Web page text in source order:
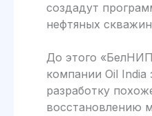
создадут
нефтяных
До этого
компании Oil India
разработку
восстановлению